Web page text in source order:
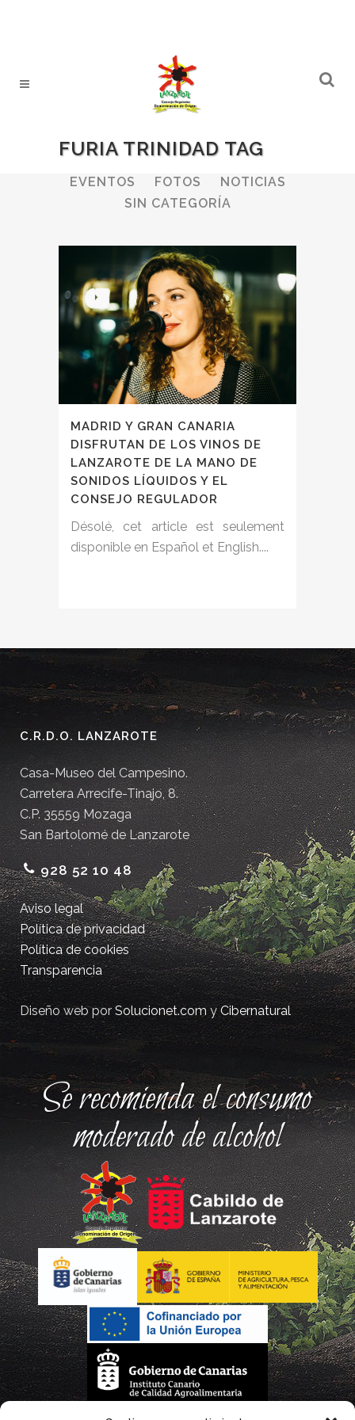
FURIA TRINIDAD TAG
ALL BODEGAS
BOLETINES
EVENTOS
FOTOS
NOTICIAS
SIN CATEGORÍA
MADRID Y GRAN CANARIA
DISFRUTAN DE LOS VINOS DE
LANZAROTE DE LA MANO DE
SONIDOS LÍQUIDOS Y EL
CONSEJO REGULADOR
Désolé, cet article est seulement
disponible en Español et English....
C.R.D.O. LANZAROTE
Casa-Museo del Campesino.
Carretera Arrecife-Tinajo, 8.
C.P. 35559 Mozaga
San Bartolomé de Lanzarote
928 52 10 48
Aviso legal
Política de privacidad
Política de cookies
Transparencia
Diseño web porSolucionet.comyCibernatural
Se recomienda el consumo
moderado de alcohol